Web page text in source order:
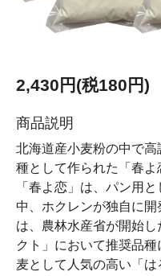
2,430円(税180円)
商品説明
北海道産小麦粉の中で
種として作られた「春
「春よ恋」は、パン用
中、ホクレンが独自に
は、農林水産省が開始
クト」において推奨品
麦として人気の高い「は